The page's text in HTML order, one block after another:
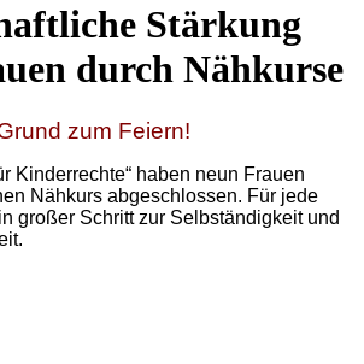
Stärkung
durch Nähkurse
zum Feiern!
Kinderrechte“ haben neun Frauen
Nähkurs abgeschlossen. Für jede
großer Schritt zur Selbständigkeit und